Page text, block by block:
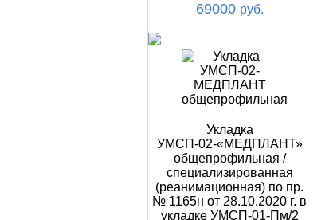
69000 руб.
Укладка
УМСП-02-«МЕДПЛАНТ»
общепрофильная /
специализированная
(реанимационная) по пр.
№ 1165н от 28.10.2020 г. в
укладке УМСП-01-Пм/2